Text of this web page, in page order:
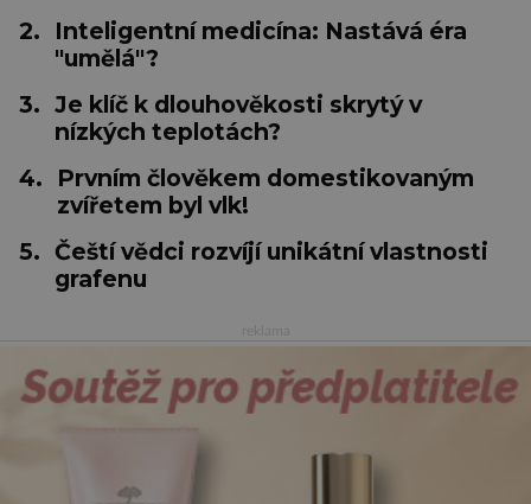
2.
Inteligentní medicína: Nastává éra
"umělá"?
3. Je klíč k dlouhověkosti skrytý v
nízkých teplotách?
4.
Prvním člověkem domestikovaným
zvířetem byl vlk!
5. Čeští vědci rozvíjí unikátní vlastnosti
grafenu